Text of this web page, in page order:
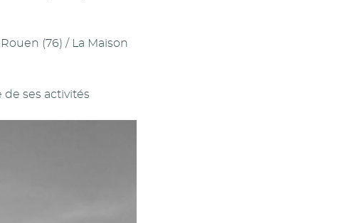
Rouen (76) / La Maison
ses activités